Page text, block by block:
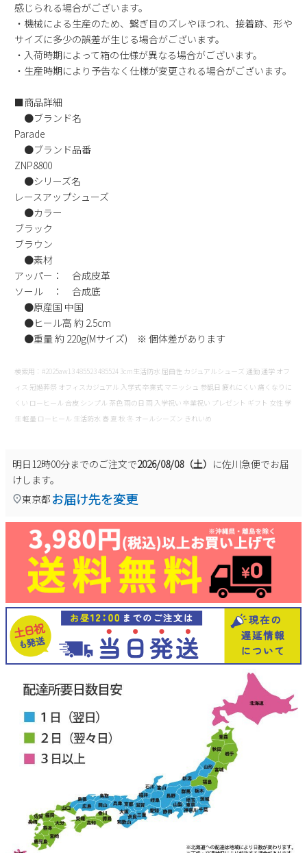
プライバシーポリシー
特定商取引法に基づく表示
お問い合わせ
感じられる場合がございます。
・機械による生産のため、繋ぎ目のズレやほつれ、接着跡、形や
サイズに多少の誤差が生じる場合がございます。
・入荷時期によって箱の仕様が異なる場合がございます。
・生産時期により予告なく仕様が変更される場合がございます。
■商品詳細
●ブランド名
Parade
●ブランド品番
ZNP8800
●シリーズ名
レースアップシューズ
●カラー
ブラック
ブラウン
●素材
アッパー： 合成皮革
ソール ： 合成底
●原産国 中国
●ヒール高 約 2.5cm
●重量 約 220g(Mサイズ) ※ 個体差があります
検索用：#2025aw13 485523 485524 3cm生活防水 屈曲性 カジュアルシューズ 通勤 通学 オフ
ィス 冠婚葬祭 オフィスカジュアル 入学式 卒業式 マニッシュ 参観日 疲れにくい 痛くなりに
くい ローヒール 合皮 シンプル 茶色 雨の日 雨 入学祝い 卒業祝い プレゼント ギフト 女性 学
生 軽量 ローヒール 生活防水 春 夏 秋 冬 オールシーズン きれいめ
明日12時00分までのご注文で2026/08/08（土） に佐川急便でお届
けします。
東京都 お届け先を変更